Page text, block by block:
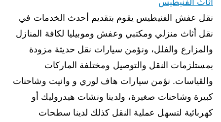
نقل عفش الفنيطيس يقوم بتقديم أحدث الخدمات في
نقل أثاث منزلي ومكتبي وعفش وموبيليا لكافة المنازل
والمزارع والفلل، ونؤمن سيارات نقل حديثة مزودة
بمستلزمات النقل والتوصيل ومختلفة الماركات
والقياسات. نؤمن سيارات هاف لوري و وانيت وشاحنات
كبيرة وشاحنات صغيرة، ولدينا ونشات هيدروليك أو
كهربائية لتسهل عملية النقل كذلك لدينا سطحات